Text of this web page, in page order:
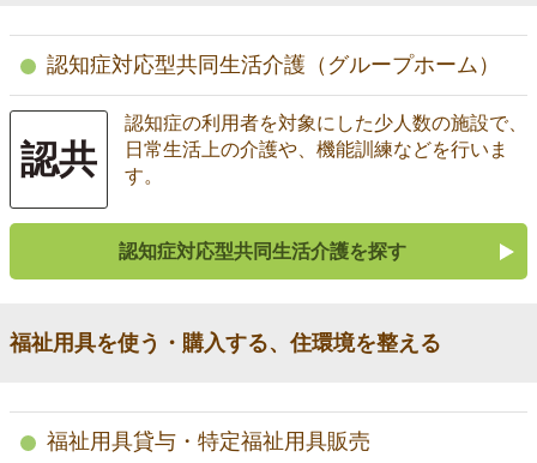
認知症対応型共同生活介護（グループホーム）
認共
認知症の利用者を対象にした少人数の施設で、
日常生活上の介護や、機能訓練などを行いま
す。
認知症対応型共同生活介護を探す
福祉用具を使う・購入する、住環境を整える
福祉用具貸与・特定福祉用具販売